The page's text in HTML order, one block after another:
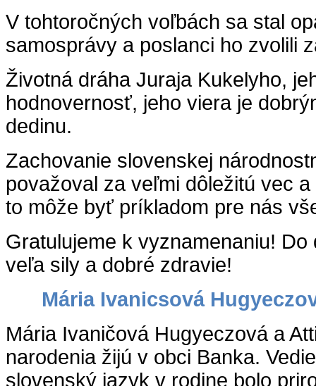
V tohtoročných voľbách sa stal
samosprávy a poslanci ho zvolili
Životná dráha Juraja Kukelyho,
hodnovernosť, jeho viera je
dedinu.
Zachovanie slovenskej
považoval za veľmi dôležitú vec
to môže byť príkladom pre nás
Gratulujeme k vyznamenaniu!
veľa sily a dobré zdravie!
Mária Ivanicsová
Mária Ivaničová Hugyeczová a
narodenia žijú v obci Banka.
slovenský jazyk v rodine bolo